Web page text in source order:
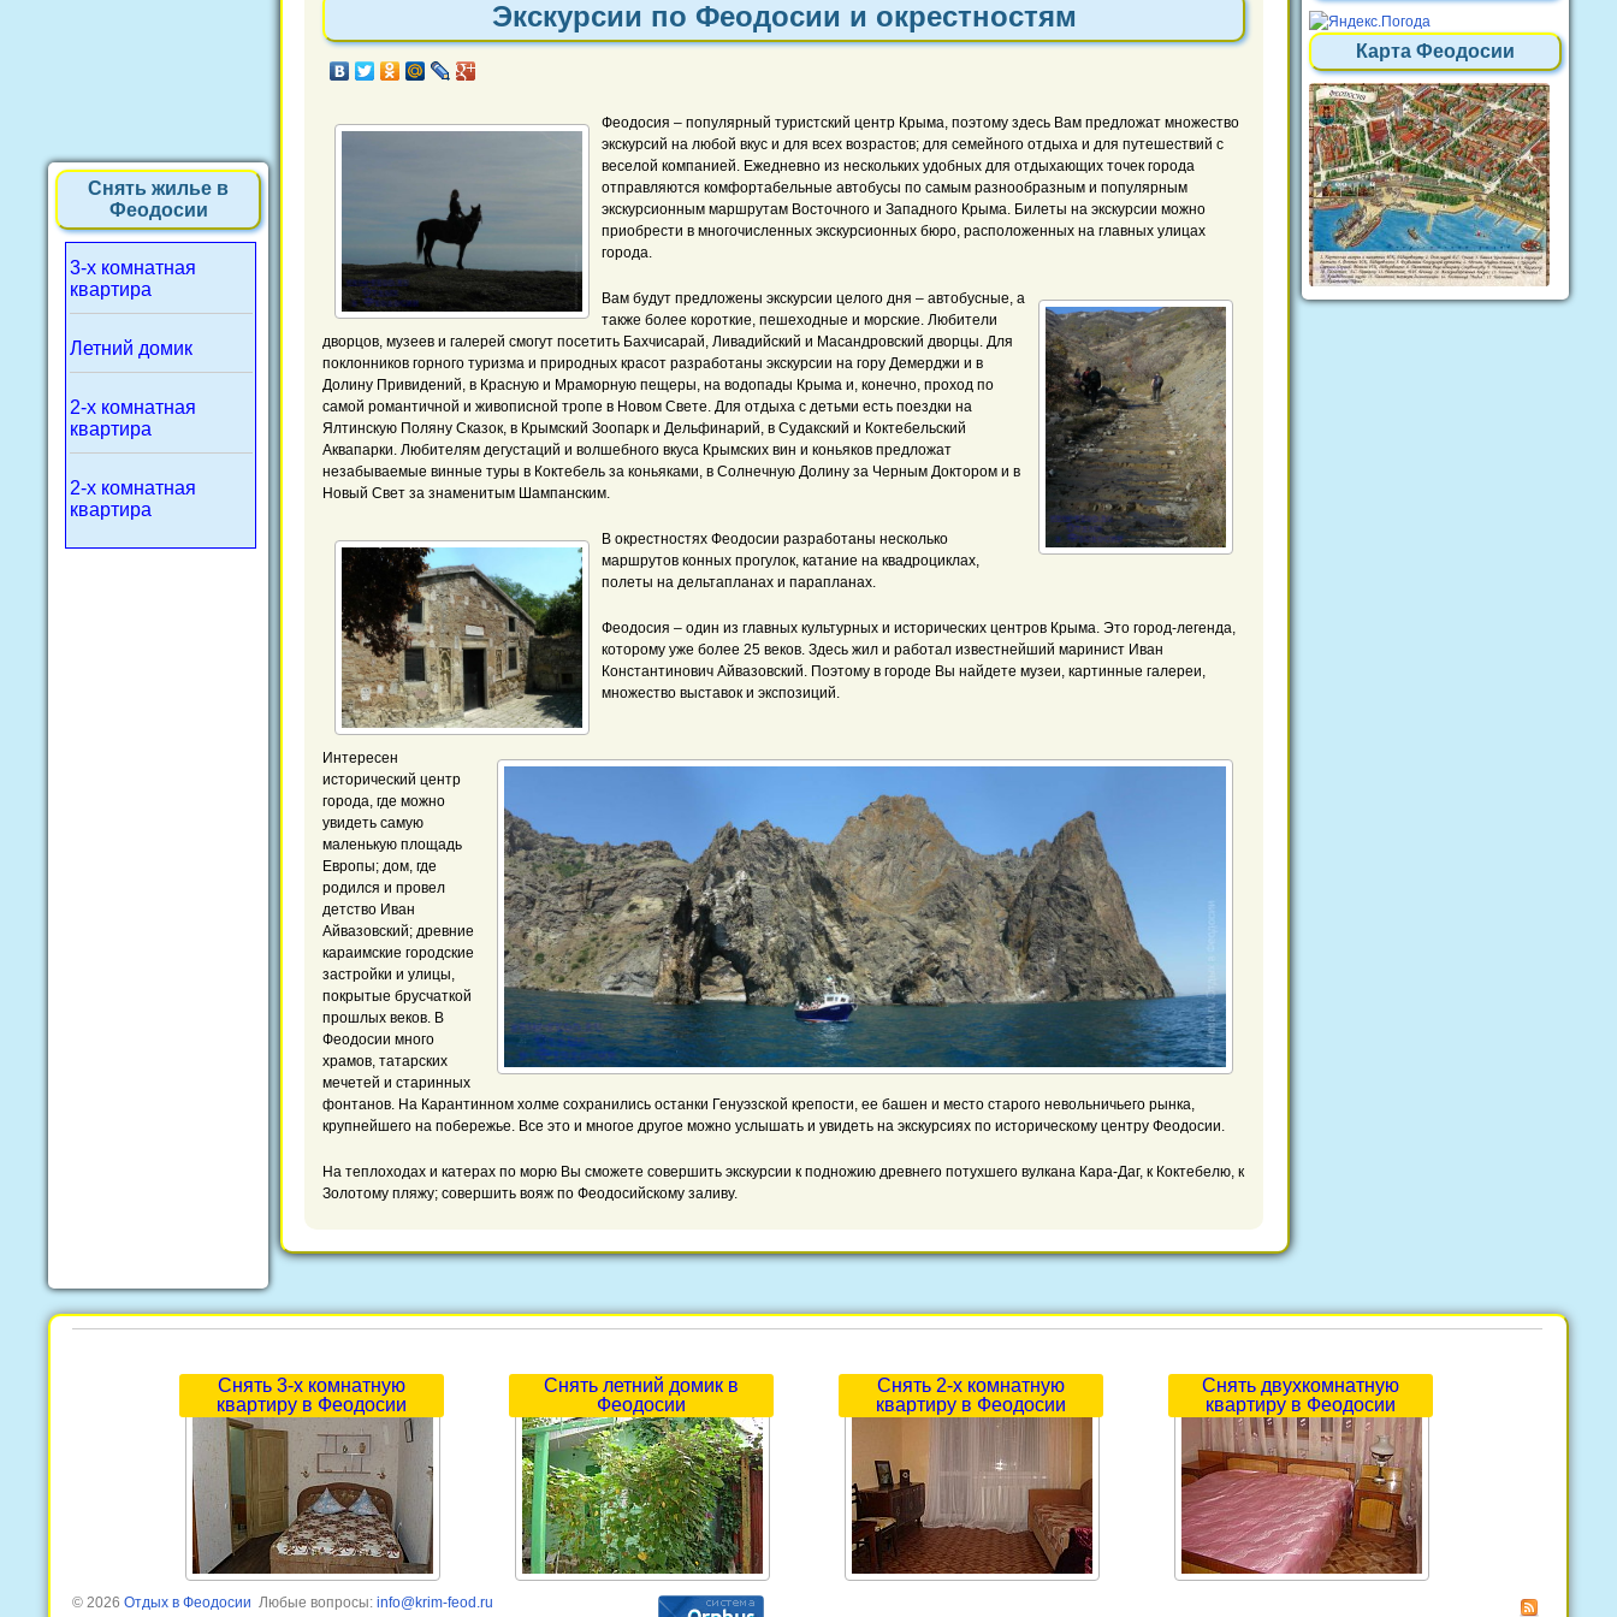
Снять жилье в
Феодосии
3-х комнатная
квартира
Летний домик
2-х комнатная
квартира
2-х комнатная
квартира
Карта Феодосии
Экскурсии по Феодосии и окрестностям
Феодосия – популярный туристский центр Крыма, поэтому здесь Вам предложат множество
экскурсий на любой вкус и для всех возрастов; для семейного отдыха и для путешествий с
веселой компанией. Ежедневно из нескольких удобных для отдыхающих точек города
отправляются комфортабельные автобусы по самым разнообразным и популярным
экскурсионным маршрутам Восточного и Западного Крыма. Билеты на экскурсии можно
приобрести в многочисленных экскурсионных бюро, расположенных на главных улицах
города.
Вам будут предложены экскурсии целого дня – автобусные, а
также более короткие, пешеходные и морские. Любители
дворцов, музеев и галерей смогут посетить Бахчисарай, Ливадийский и Масандровский дворцы. Для
поклонников горного туризма и природных красот разработаны экскурсии на гору Демерджи и в
Долину Привидений, в Красную и Мраморную пещеры, на водопады Крыма и, конечно, проход по
самой романтичной и живописной тропе в Новом Свете. Для отдыха с детьми есть поездки на
Ялтинскую Поляну Сказок, в Крымский Зоопарк и Дельфинарий, в Судакский и Коктебельский
Аквапарки. Любителям дегустаций и волшебного вкуса Крымских вин и коньяков предложат
незабываемые винные туры в Коктебель за коньяками, в Солнечную Долину за Черным Доктором и в
Новый Свет за знаменитым Шампанским.
В окрестностях Феодосии разработаны несколько
маршрутов конных прогулок, катание на квадроциклах,
полеты на дельтапланах и парапланах.
Феодосия – один из главных культурных и исторических центров Крыма. Это город-легенда,
которому уже более 25 веков. Здесь жил и работал известнейший маринист Иван
Константинович Айвазовский. Поэтому в городе Вы найдете музеи, картинные галереи,
множество выставок и экспозиций.
Интересен
исторический центр
города, где можно
увидеть самую
маленькую площадь
Европы; дом, где
родился и провел
детство Иван
Айвазовский; древние
караимские городские
застройки и улицы,
покрытые брусчаткой
прошлых веков. В
Феодосии много
храмов, татарских
мечетей и старинных
фонтанов. На Карантинном холме сохранились останки Генуэзской крепости, ее башен и место старого невольничьего рынка,
крупнейшего на побережье. Все это и многое другое можно услышать и увидеть на экскурсиях по историческому центру Феодосии.
На теплоходах и катерах по морю Вы сможете совершить экскурсии к подножию древнего потухшего вулкана Кара-Даг, к Коктебелю, к
Золотому пляжу; совершить вояж по Феодосийскому заливу.
Снять 3-х комнатную
квартиру в Феодосии
Снять летний домик в
Феодосии
Снять 2-х комнатную
квартиру в Феодосии
Снять двухкомнатную
квартиру в Феодосии
© 2026 Отдых в Феодосии Любые вопросы: info@krim-feod.ru